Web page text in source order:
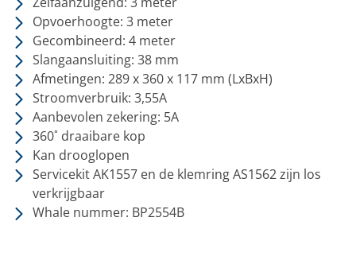
Opvoerhoogte: 3 meter
Gecombineerd: 4 meter
Slangaansluiting: 38 mm
Afmetingen: 289 x 360 x 117 mm (LxBxH)
Stroomverbruik: 3,55A
Aanbevolen zekering: 5A
360˚ draaibare kop
Kan drooglopen
Servicekit AK1557 en de klemring AS1562 zijn los
verkrijgbaar
Whale nummer: BP2554B